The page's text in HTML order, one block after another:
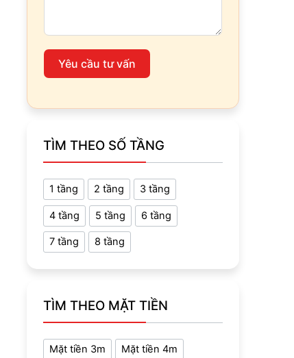
Yêu cầu tư vấn
TÌM THEO SỐ TẦNG
1 tầng 2 tầng 3 tầng
4 tầng 5 tầng 6 tầng
7 tầng 8 tầng
TÌM THEO MẶT TIỀN
Mặt tiền 3m Mặt tiền 4m